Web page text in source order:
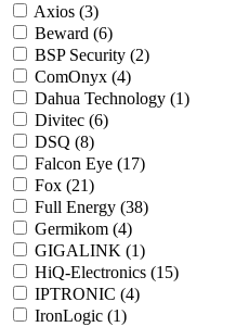
Axios (3)
Beward (6)
BSP Security (2)
ComOnyx (4)
Dahua Technology (1)
Divitec (6)
DSQ (8)
Falcon Eye (17)
Fox (21)
Full Energy (38)
Germikom (4)
GIGALINK (1)
HiQ-Electronics (15)
IPTRONIC (4)
IronLogic (1)